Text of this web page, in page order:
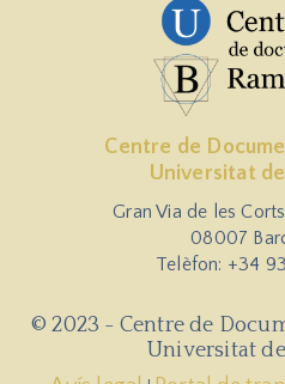
Centre de
Universitat
Gran Via de les
08007
Telèfon: +34
© 2023 - Centre de
Universitat